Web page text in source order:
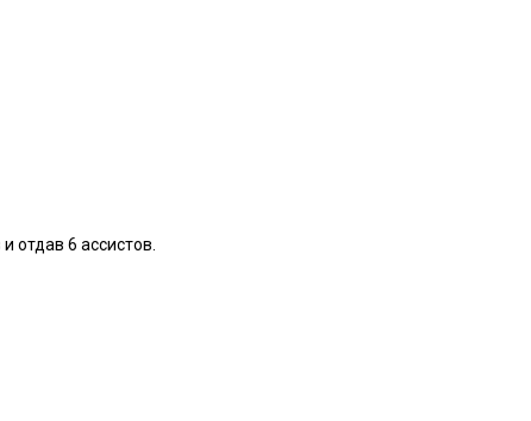
отдав 6 ассистов.